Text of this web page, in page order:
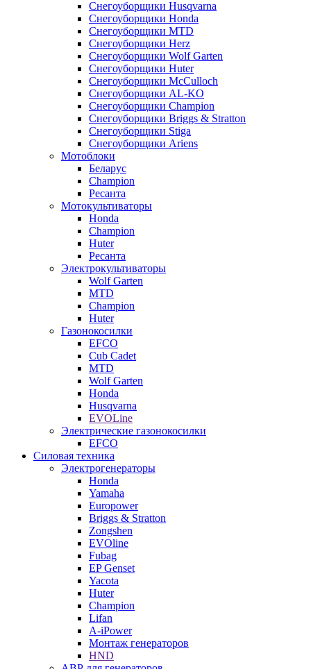
Снегоуборщики Husqvarna
Снегоуборщики Honda
Снегоуборщики MTD
Снегоуборщики Herz
Снегоуборщики Wolf Garten
Снегоуборщики Huter
Снегоуборщики McCulloch
Снегоуборщики AL-KO
Снегоуборщики Champion
Снегоуборщики Briggs & Stratton
Снегоуборщики Stiga
Снегоуборщики Ariens
Мотоблоки
Беларус
Champion
Ресанта
Мотокультиваторы
Honda
Champion
Huter
Ресанта
Электрокультиваторы
Wolf Garten
MTD
Champion
Huter
Газонокосилки
EFCO
Cub Cadet
MTD
Wolf Garten
Honda
Husqvarna
EVOLine
Электрические газонокосилки
EFCO
Силовая техника
Электрогенераторы
Honda
Yamaha
Europower
Briggs & Stratton
Zongshen
EVOline
Fubag
EP Genset
Yacota
Huter
Champion
Lifan
A-iPower
Монтаж генераторов
HND